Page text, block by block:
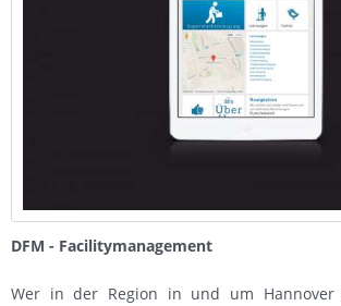
DFM - Facilitymanagement
Wer in der Region in und um Hannover